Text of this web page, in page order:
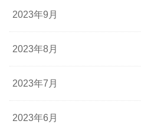
2023年9月
2023年8月
2023年7月
2023年6月